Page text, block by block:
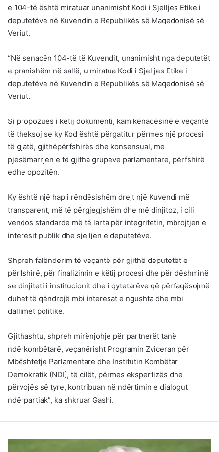
e 104-të është miratuar unanimisht Kodi i Sjelljes Etike i
deputetëve në Kuvendin e Republikës së Maqedonisë së
Veriut.
“Në senacën 104-të të Kuvendit, unanimisht nga deputetët
e pranishëm në sallë, u miratua Kodi i Sjelljes Etike i
deputetëve në Kuvendin e Republikës së Maqedonisë së
Veriut.
Si propozues i këtij dokumenti, kam kënaqësinë e veçantë
të theksoj se ky Kod është përgatitur përmes një procesi
të gjatë, gjithëpërfshirës dhe konsensual, me
pjesëmarrjen e të gjitha grupeve parlamentare, përfshirë
edhe opozitën.
Ky është një hap i rëndësishëm drejt një Kuvendi më
transparent, më të përgjegjshëm dhe më dinjitoz, i cili
vendos standarde më të larta për integritetin, mbrojtjen e
interesit publik dhe sjelljen e deputetëve.
Shpreh falënderim të veçantë për gjithë deputetët e
përfshirë, për finalizimin e këtij procesi dhe për dëshminë
se dinjiteti i institucionit dhe i qytetarëve që përfaqësojmë
duhet të qëndrojë mbi interesat e ngushta dhe mbi
dallimet politike.
Gjithashtu, shpreh mirënjohje për partnerët tanë
ndërkombëtarë, veçanërisht Programin Zviceran për
Mbështetje Parlamentare dhe Institutin Kombëtar
Demokratik (NDI), të cilët, përmes ekspertizës dhe
përvojës së tyre, kontribuan në ndërtimin e dialogut
ndërpartiak”, ka shkruar Gashi.